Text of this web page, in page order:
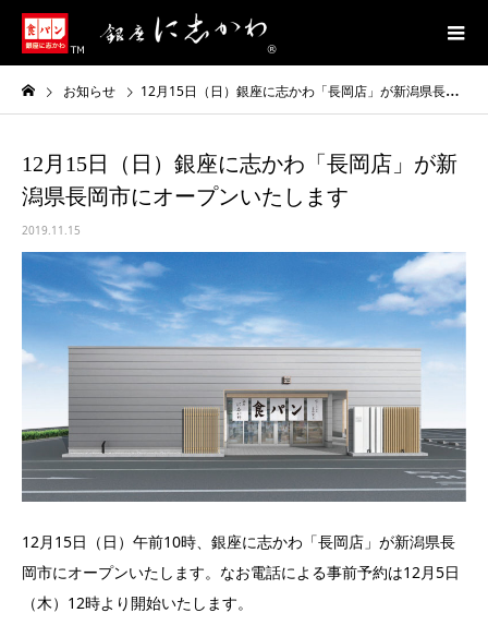
お知らせ 12月15日（日）銀座に志かわ「長岡店」が新潟県長岡市にオープンいたします
12月15日（日）銀座に志かわ「長岡店」が新
潟県長岡市にオープンいたします
2019.11.15
12月15日（日）午前10時、銀座に志かわ「長岡店」が新潟県長
岡市にオープンいたします。なお電話による事前予約は12月5日
（木）12時より開始いたします。